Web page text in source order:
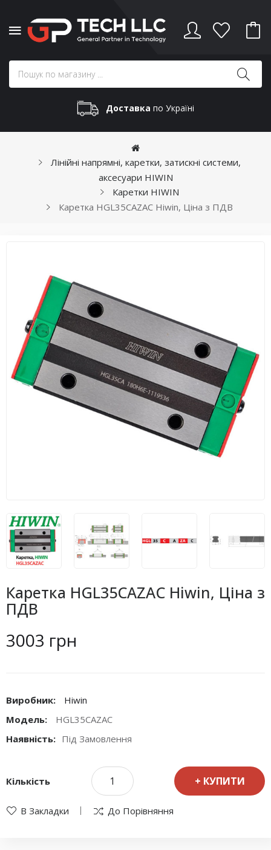
Доставка по Україні
Лінійні напрямні, каретки, затискні системи,
аксесуари HIWIN
Каретки HIWIN
Каретка HGL35CAZAC Hiwin, Ціна з ПДВ
Каретка HGL35CAZAC Hiwin, Ціна з
ПДВ
3003 грн
Виробник:
Hiwin
Модель:
HGL35CAZAC
Наявність: Під Замовлення
Кількість КУПИТИ
В Закладки До Порівняння